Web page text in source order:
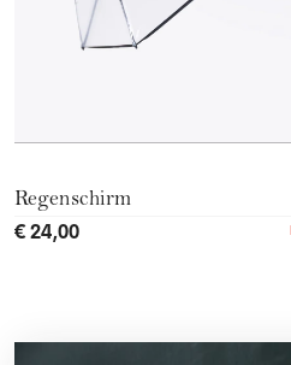
Regenschirm
€ 24,00